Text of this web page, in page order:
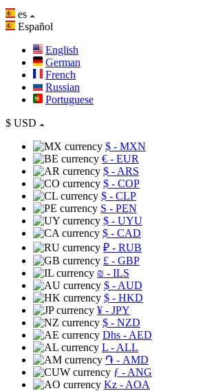
es
Español
English
German
French
Russian
Portuguese
$ USD
$ - MXN
€ - EUR
$ - ARS
$ - COP
$ - CLP
S - PEN
$ - UYU
$ - CAD
₽ - RUB
£ - GBP
₪ - ILS
$ - AUD
$ - HKD
¥ - JPY
$ - NZD
Dhs - AED
L - ALL
֏ - AMD
ƒ - ANG
Kz - AOA